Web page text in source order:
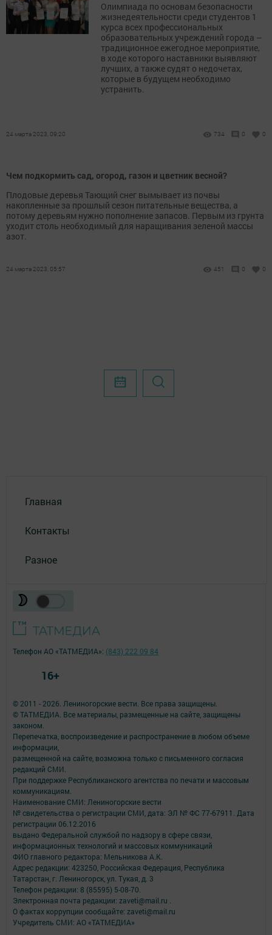
Олимпиада по основам безопасности
жизнедеятельности среди студентов 1
курса всех профессиональных
образовательных учреждений города –
традиционное ежегодное мероприятие,
в ходе которого наставники выявляют
лучших, а также судят о недочетах,
которые в будущем необходимо
устранить.
24 марта 2023, 09:20 734 0 0
Чем подкормить сад, огород, газон и цветник весной?
Плодовые деревья Тающий снег вымывает из почвы
накопленные за прошлый сезон питательные вещества, а
потому деревьям нужно пополнение запасов. Первым из грунта
уходит столь необходимый для наращивания зеленой массы
азот.
24 марта 2023, 05:57 451 0 0
Главная
Контакты
Разное
© 2011 - 2026. Лениногорские вести. Все права защищены.
© ТАТМЕДИА. Все материалы, размещенные на сайте, защищены
законом.
Перепечатка, воспроизведение и распространение в любом объеме
информации,
размещенной на сайте, возможна только с письменного согласия
редакций СМИ.
При поддержке Республиканского агентства по печати и массовым
коммуникациям.
Наименование СМИ: Лениногорские вести
№ свидетельства о регистрации СМИ, дата: ЭЛ № ФС 77-67911. Дата
регистрации 06.12.2016
выдано Федеральной службой по надзору в сфере связи,
информационных технологий и массовых коммуникаций
ФИО главного редактора: Мельникова А.К.
Адрес редакции: 423250, Российская Федерация, Республика
Татарстан, г. Лениногорск, ул. Тукая, д. 3
Телефон редакции: 8 (85595) 5-08-70.
Электронная почта редакции: zaveti@mail.ru .
О фактах коррупции сообщайте: zaveti@mail.ru
Учредитель СМИ: АО «ТАТМЕДИА»
Телефон АО «ТАТМЕДИА»: (843) 222 09 84
16+